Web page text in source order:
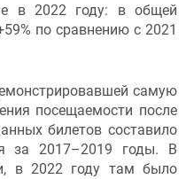
в 2022 году: в общей
по сравнению с 2021
самую
посещаемости после
билетов составило
за 2017–2019 годы. В
в 2022 году там было